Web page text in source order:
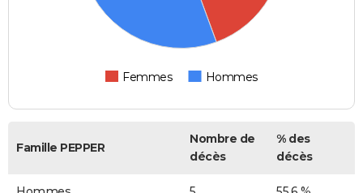
Femmes Hommes
Famille PEPPER
Nombre de
décès
% des
décès